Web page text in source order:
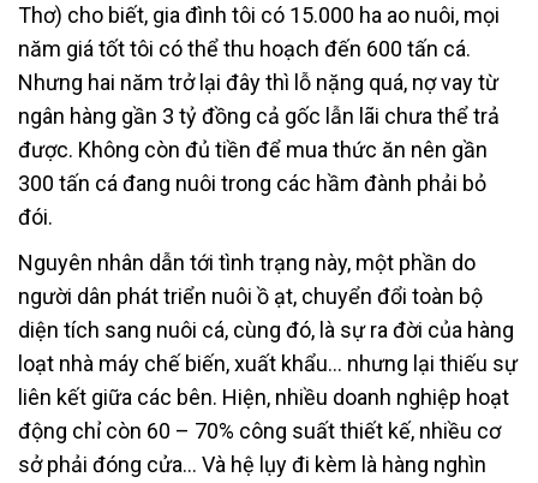
Thơ) cho biết, gia đình tôi có 15.000 ha ao nuôi, mọi
năm giá tốt tôi có thể thu hoạch đến 600 tấn cá.
Nhưng hai năm trở lại đây thì lỗ nặng quá, nợ vay từ
ngân hàng gần 3 tỷ đồng cả gốc lẫn lãi chưa thể trả
được. Không còn đủ tiền để mua thức ăn nên gần
300 tấn cá đang nuôi trong các hầm đành phải bỏ
đói.
Nguyên nhân dẫn tới tình trạng này, một phần do
người dân phát triển nuôi ồ ạt, chuyển đổi toàn bộ
diện tích sang nuôi cá, cùng đó, là sự ra đời của hàng
loạt nhà máy chế biến, xuất khẩu… nhưng lại thiếu sự
liên kết giữa các bên. Hiện, nhiều doanh nghiệp hoạt
động chỉ còn 60 – 70% công suất thiết kế, nhiều cơ
sở phải đóng cửa… Và hệ lụy đi kèm là hàng nghìn